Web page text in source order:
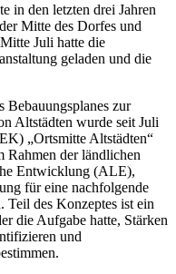
in den letzten drei Jahren
Mitte des Dorfes und
Juli hatte die
geladen und die
Bebauungsplanes zur
Altstädten wurde seit Juli
„Ortsmitte Altstädten“
Rahmen der ländlichen
Entwicklung (ALE),
für eine nachfolgende
Teil des Konzeptes ist ein
die Aufgabe hatte, Stärken
und